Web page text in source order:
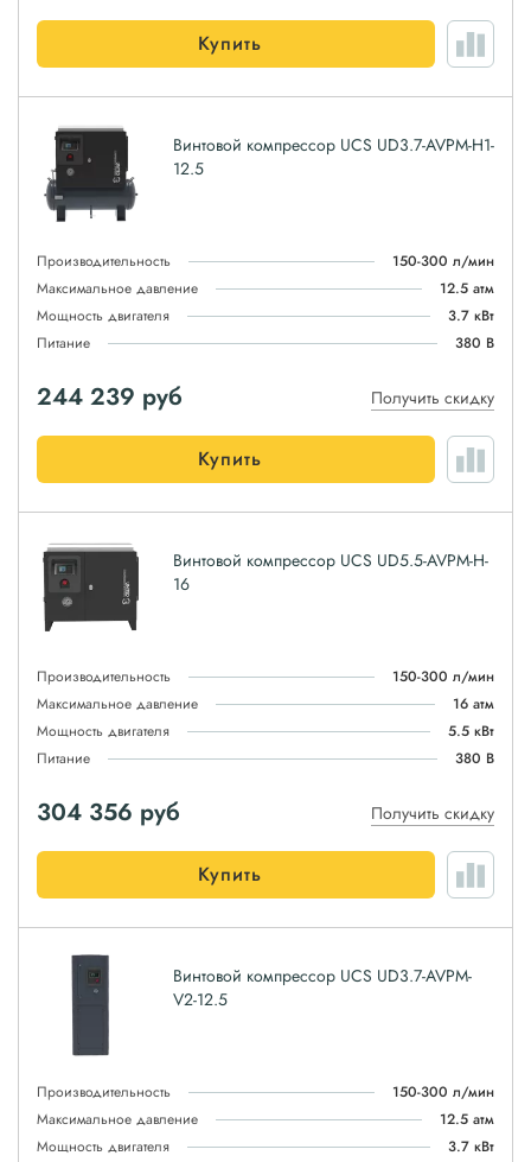
Купить
Винтовой компрессор UCS UD3.7-AVPM-H1-
12.5
Производительность
150-300 л/мин
Максимальное давление
12.5 атм
Мощность двигателя
3.7 кВт
Питание
380 В
244 239 руб Получить скидку
Купить
Винтовой компрессор UCS UD5.5-AVPM-H-
16
Производительность
150-300 л/мин
Максимальное давление
16 атм
Мощность двигателя
5.5 кВт
Питание
380 В
304 356 руб Получить скидку
Купить
Винтовой компрессор UCS UD3.7-AVPM-
V2-12.5
Производительность
150-300 л/мин
Максимальное давление
12.5 атм
Мощность двигателя
3.7 кВт